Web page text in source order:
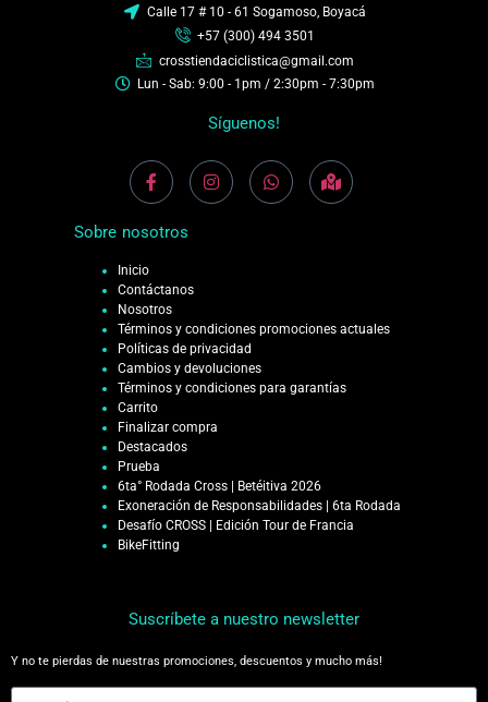
Calle 17 # 10 - 61 Sogamoso, Boyacá
+57 (300) 494 3501
crosstiendaciclistica@gmail.com
Lun - Sab: 9:00 - 1pm / 2:30pm - 7:30pm
Síguenos!
Sobre nosotros
Inicio
Contáctanos
Nosotros
Términos y condiciones promociones actuales
Políticas de privacidad
Cambios y devoluciones
Términos y condiciones para garantías
Carrito
Finalizar compra
Destacados
Prueba
6ta° Rodada Cross | Betéitiva 2026
Exoneración de Responsabilidades | 6ta Rodada
Desafío CROSS | Edición Tour de Francia
BikeFitting
Suscríbete a nuestro newsletter
Y no te pierdas de nuestras promociones, descuentos y mucho más!